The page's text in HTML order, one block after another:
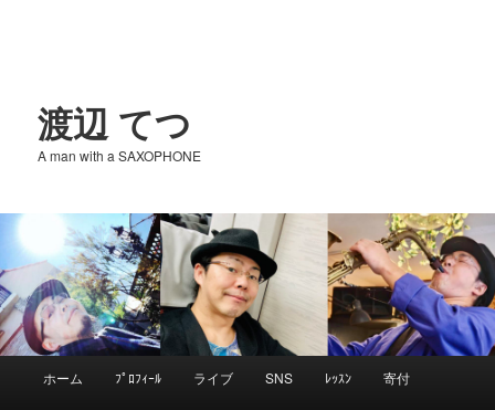
渡辺 てつ
A man with a SAXOPHONE
メ
サ
ホーム ﾌﾟﾛﾌｨｰﾙ ライブ SNS ﾚｯｽﾝ 寄付